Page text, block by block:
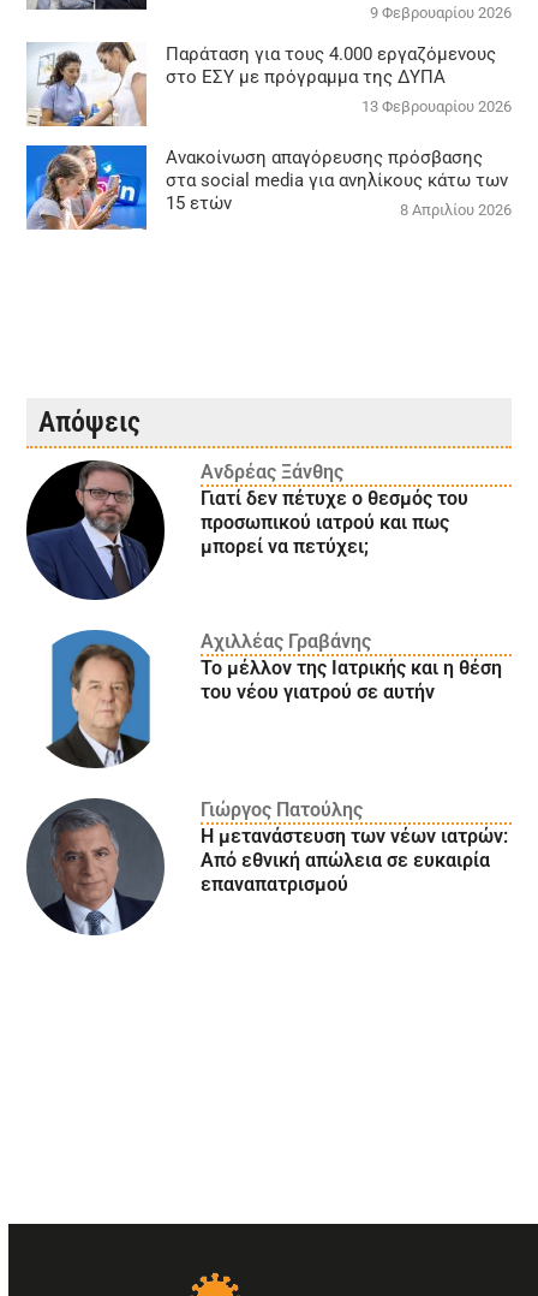
9 Φεβρουαρίου 2026
Παράταση για τους 4.000 εργαζόμενους
στο ΕΣΥ με πρόγραμμα της ΔΥΠΑ
13 Φεβρουαρίου 2026
Ανακοίνωση απαγόρευσης πρόσβασης
στα social media για ανηλίκους κάτω των
15 ετών
8 Απριλίου 2026
Απόψεις
Ανδρέας Ξάνθης
Γιατί δεν πέτυχε ο θεσμός του
προσωπικού ιατρού και πως
μπορεί να πετύχει;
Αχιλλέας Γραβάνης
Το μέλλον της Ιατρικής και η θέση
του νέου γιατρού σε αυτήν
Γιώργος Πατούλης
Η μετανάστευση των νέων ιατρών:
Aπό εθνική απώλεια σε ευκαιρία
επαναπατρισμού